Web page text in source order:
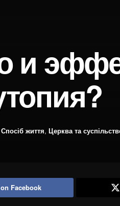
и
Спосіб життя, Церква та
Facebook